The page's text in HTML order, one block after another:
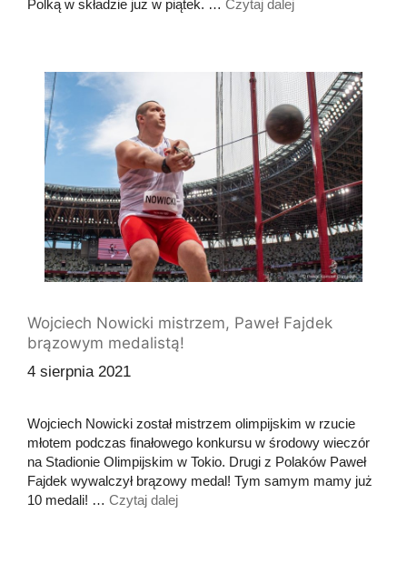
Polką w składzie już w piątek. … Czytaj dalej
Wojciech Nowicki mistrzem, Paweł Fajdek
brązowym medalistą!
4 sierpnia 2021
Wojciech Nowicki został mistrzem olimpijskim w rzucie
młotem podczas finałowego konkursu w środowy wieczór
na Stadionie Olimpijskim w Tokio. Drugi z Polaków Paweł
Fajdek wywalczył brązowy medal! Tym samym mamy już
10 medali! … Czytaj dalej